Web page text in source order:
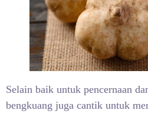
Selain baik untuk pencernaan
bengkuang juga cantik untuk